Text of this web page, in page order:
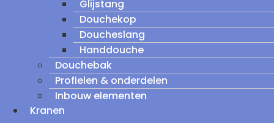
Glijstang
Douchekop
Doucheslang
Handdouche
Douchebak
Profielen & onderdelen
Inbouw elementen
Kranen